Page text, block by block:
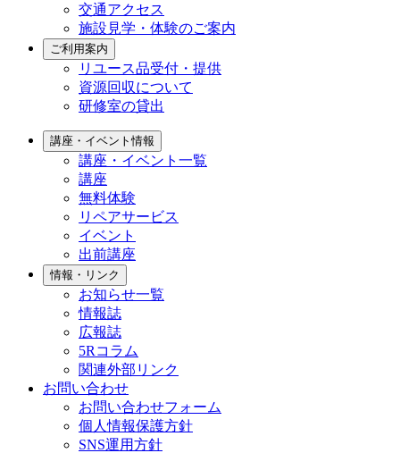
交通アクセス
施設見学・体験のご案内
ご利用案内
リユース品受付・提供
資源回収について
研修室の貸出
講座・イベント情報
講座・イベント一覧
講座
無料体験
リペアサービス
イベント
出前講座
情報・リンク
お知らせ一覧
情報誌
広報誌
5Rコラム
関連外部リンク
お問い合わせ
お問い合わせフォーム
個人情報保護方針
SNS運用方針